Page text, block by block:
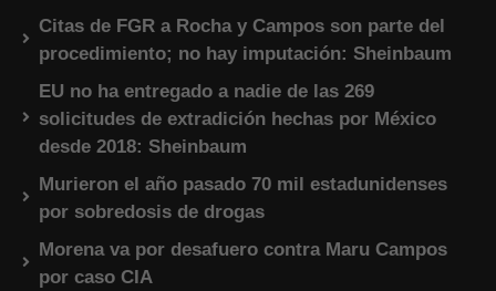
Citas de FGR a Rocha y Campos son parte del
procedimiento; no hay imputación: Sheinbaum
EU no ha entregado a nadie de las 269
solicitudes de extradición hechas por México
desde 2018: Sheinbaum
Murieron el año pasado 70 mil estadunidenses
por sobredosis de drogas
Morena va por desafuero contra Maru Campos
por caso CIA